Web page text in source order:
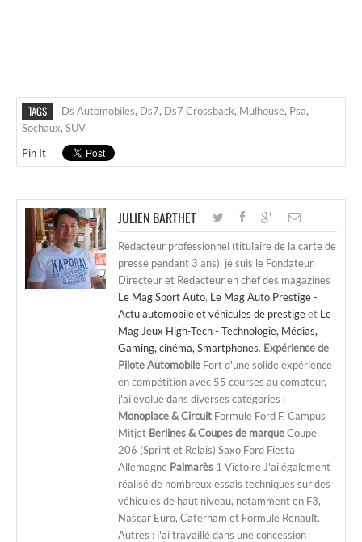
TAGS Ds Automobiles, Ds7, Ds7 Crossback, Mulhouse, Psa,
Sochaux, SUV
Pin It
JULIEN BARTHET
Rédacteur professionnel (titulaire de la carte de
presse pendant 3 ans), je suis le Fondateur,
Directeur et Rédacteur en chef des magazines
Le Mag Sport Auto, Le Mag Auto Prestige -
Actu automobile et véhicules de prestigeet Le
Mag Jeux High-Tech - Technologie, Médias,
Gaming, cinéma, Smartphones. Expérience de
Pilote Automobile Fort d'une solide expérience
en compétition avec 55 courses au compteur,
j'ai évolué dans diverses catégories :
Monoplace & Circuit Formule Ford F. Campus
Mitjet Berlines & Coupes de marqueCoupe
206 (Sprint et Relais) Saxo Ford Fiesta
Allemagne Palmarès 1 Victoire J'ai également
réalisé de nombreux essais techniques sur des
véhicules de haut niveau, notamment en F3,
Nascar Euro, Caterham et Formule Renault.
Autres : j'ai travaillé dans une concession